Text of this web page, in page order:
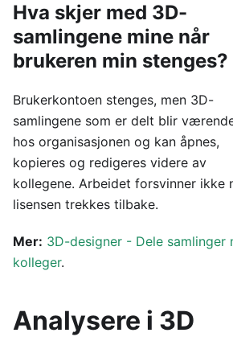
Hva skjer med 3D-
samlingene mine når
brukeren min stenges?
Brukerkontoen stenges, men 3D-
samlingene som er delt blir
hos organisasjonen og kan åpnes,
kopieres og redigeres videre av
kollegene. Arbeidet forsvinner ikke
lisensen trekkes tilbake.
Mer: 3D-designer - Dele samlinger
kolleger.
Analysere i 3D